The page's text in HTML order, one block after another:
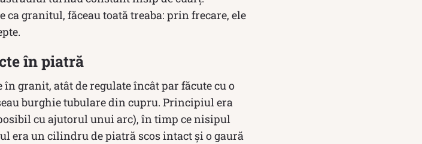
ca granitul, făceau toată treaba: prin frecare, ele
în piatră
granit, atât de regulate încât par făcute cu o
burghie tubulare din cupru. Principiul era
cu ajutorul unui arc), în timp ce nisipul
era un cilindru de piatră scos intact și o gaură